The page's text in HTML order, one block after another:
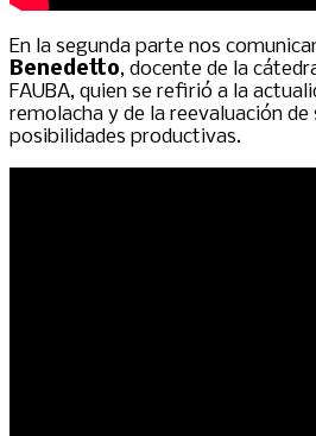
En la segunda parte nos
Benedetto, docente de la
FAUBA, quien se refirió a la
remolacha y de la reevaluación de
posibilidades productivas.